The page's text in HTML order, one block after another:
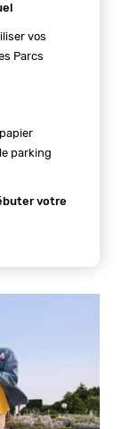
vos
Parcs
parking
votre